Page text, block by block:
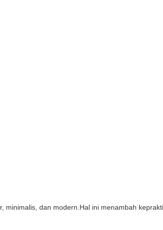
dan modern.Hal ini menambah